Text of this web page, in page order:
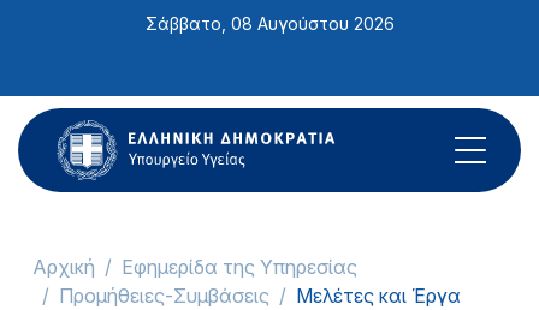
ιστότοπος
περιλαμβάνει
ένα
σύστημα
Σάββατο, 08 Αυγούστου 2026
Αρχική
Εφημερίδα της Υπηρεσίας
Προμήθειες-Συμβάσεις
Μελέτες και Έργα